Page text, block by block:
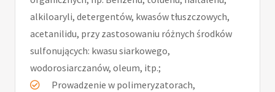
alkiloaryli, detergentów, kwasów tłuszczowych,
acetanilidu, przy zastosowaniu różnych środków
sulfonujących: kwasu siarkowego,
wodorosiarczanów, oleum, itp.;
Prowadzenie w polimeryzatorach,